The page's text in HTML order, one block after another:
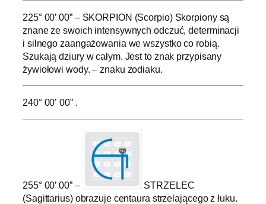
225° 00’ 00” – SKORPION (Scorpio) Skorpiony są
znane ze swoich intensywnych odczuć, determinacji
i silnego zaangażowania we wszystko co robią.
Szukają dziury w całym. Jest to znak przypisany
żywiołowi wody. – znaku zodiaku.
240° 00’ 00” .
255° 00’ 00” –
STRZELEC
(Sagittarius) obrazuje centaura strzelającego z łuku.